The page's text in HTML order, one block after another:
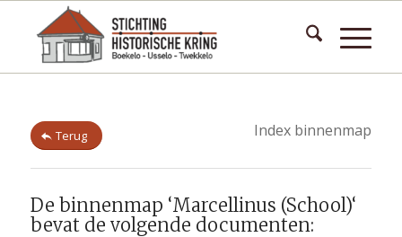
Terug Index binnenmap
De binnenmap ‘Marcellinus (School)‘
bevat de volgende documenten: